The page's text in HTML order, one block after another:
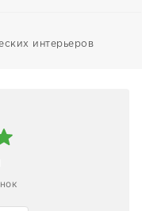
интерьеров